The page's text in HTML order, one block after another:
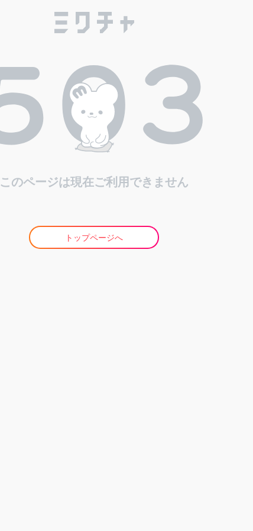
このページは現在ご利用できません